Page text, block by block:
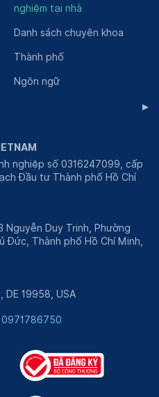
nghiệm tại nhà
Danh sách chuyên khoa
Thành phố
Ngôn ngữ
▸
nghiệp số 0316247099, cấp
Đầu tư Thành phố Hồ Chí
Nguyễn Duy Trinh, Phường
Đức, Thành phố Hồ Chí Minh,
DE 19958, USA
0971786750